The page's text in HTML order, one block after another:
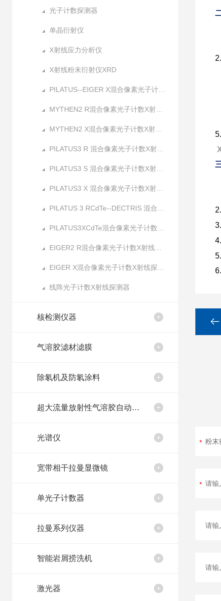
光子计数探测器
单晶衍射仪
X射线应力分析仪
X射线粉末衍射仪XRD
PILATUS--EIGER X混合像素光子计数X射线探测器
MYTHEN2 R混合像素光子计数X射线探测器
MYTHEN2 X混合像素光子计数X射线探测器
PILATUS3 R 混合像素光子计数X射线探测器
PILATUS3 S 混合像素光子计数X射线探测器
PILATUS3 X 混合像素光子计数X射线探测器
PILATUS 3 RCdTe--DECTRIS 混合像素光子计数X射线探测器
PILATUS3XCdTe混合像素光子计数X射线探测器
EIGER2 R混合像素光子计数X射线探测器
EIGER X混合像素光子计数X射线探测器
线阵光子计数X射线探测器
核检测仪器
气溶胶滤材滤膜
除氡机及防氡涂料
超大流量放射性气溶胶自动取样装置
光谱仪
宽带相干拉曼显微镜
单光子计数器
拉曼系列仪器
智能岩屑捞洗机
激光器